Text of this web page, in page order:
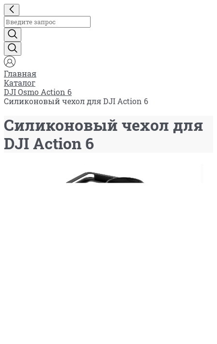
Главная
Каталог
DJI Osmo Action 6
Силиконовый чехол для DJI Action 6
Силиконовый чехол для
DJI Action 6